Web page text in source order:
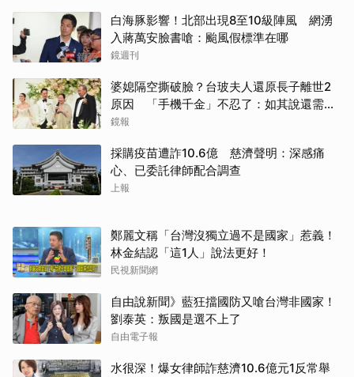
白海豚影響！北部出現8至10級陣風 網湧
入蔣萬安臉書嗆：颱風假標準在哪
鏡週刊
婆媳隔空撕破臉？台玻夫人還原長子離世2
原因 「手機千金」不忍了：如其說還需要
離開嗎？
鏡報
採購疫苗遭詐10.6億 慈濟聲明：深感痛
心、已委託律師配合調查
上報
鄭麗文稱「台灣沒獨立過不是國家」惹義！
林金結認「這1人」說法更好！
民視新聞網
自由說新聞》藍狂擋國防又嗆台灣非國家！
劉泰英：叛國是選不上了
自由電子報
水很深！爆女律師詐慈濟10.6億元1反常舉